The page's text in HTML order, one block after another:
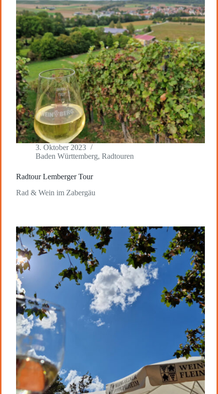
3. Oktober 2023
Baden Württemberg, Radtouren
Radtour Lemberger Tour
Rad & Wein im Zabergäu